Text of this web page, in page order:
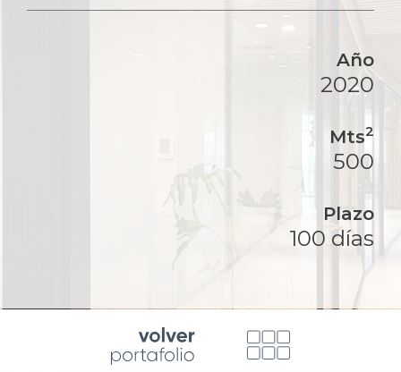
Año
2020
Mts2
500
Plazo
100 días